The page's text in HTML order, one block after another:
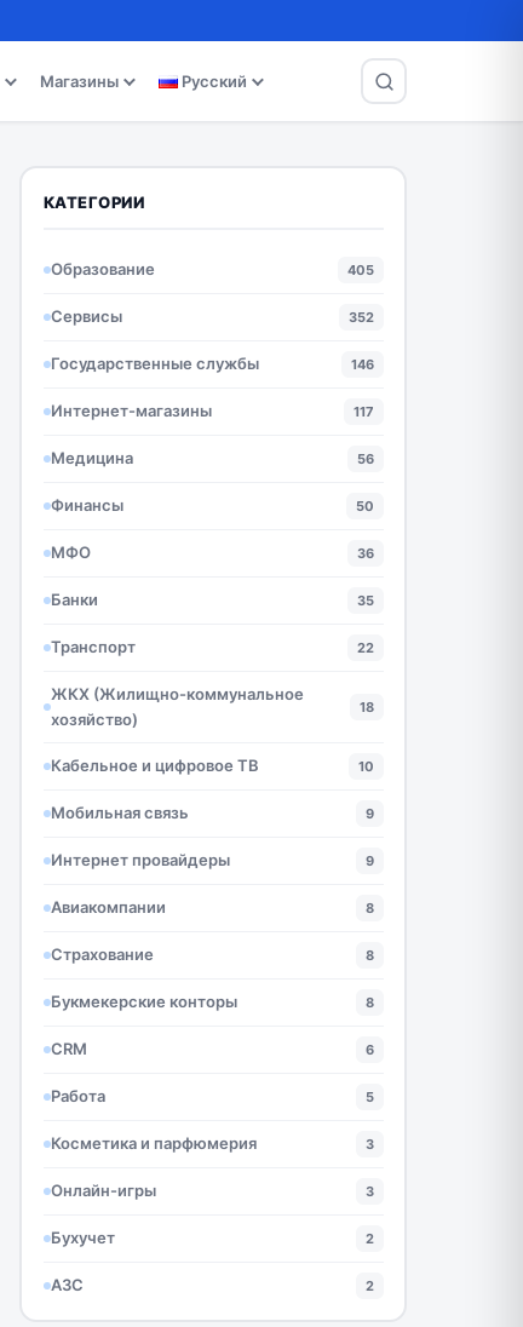
Магазины Русский
КАТЕГОРИИ
Образование 405
Сервисы 352
Государственные службы 146
Интернет-магазины 117
Медицина 56
Финансы 50
МФО 36
Банки 35
Транспорт 22
ЖКХ (Жилищно-коммунальное
хозяйство)
18
Кабельное и цифровое ТВ 10
Мобильная связь 9
Интернет провайдеры 9
Авиакомпании 8
Страхование 8
Букмекерские конторы 8
CRM 6
Работа 5
Косметика и парфюмерия 3
Онлайн-игры 3
Бухучет 2
АЗС 2